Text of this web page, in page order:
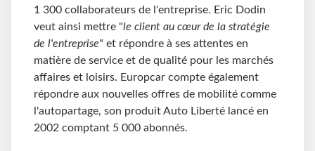
1 300 collaborateurs de l'entreprise. Eric Dodin
veut ainsi mettre "le client au cœur de la stratégie
de l'entreprise" et répondre à ses attentes en
matière de service et de qualité pour les marchés
affaires et loisirs. Europcar compte également
répondre aux nouvelles offres de mobilité comme
l'autopartage, son produit Auto Liberté lancé en
2002 comptant 5 000 abonnés.